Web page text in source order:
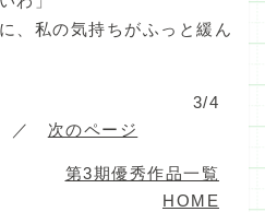
、私の気持ちがふっと緩ん
3/4
／ 次のページ
第3期優秀作品一覧
HOME